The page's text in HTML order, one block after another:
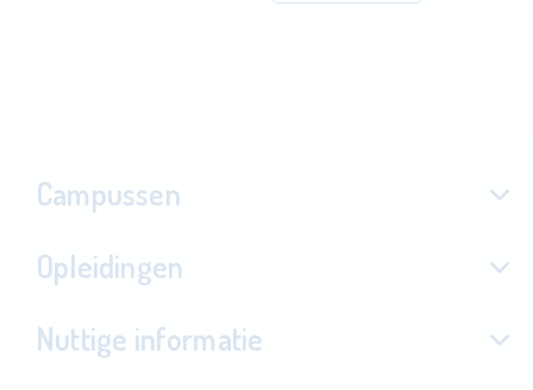
Campussen
Opleidingen
Nuttige informatie